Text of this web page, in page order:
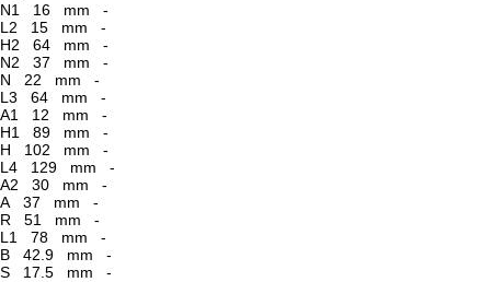
N1 16 mm -
L2 15 mm -
H2 64 mm -
N2 37 mm -
N 22 mm -
L3 64 mm -
A1 12 mm -
H1 89 mm -
H 102 mm -
L4 129 mm -
A2 30 mm -
A 37 mm -
R 51 mm -
L1 78 mm -
B 42.9 mm -
S 17.5 mm -